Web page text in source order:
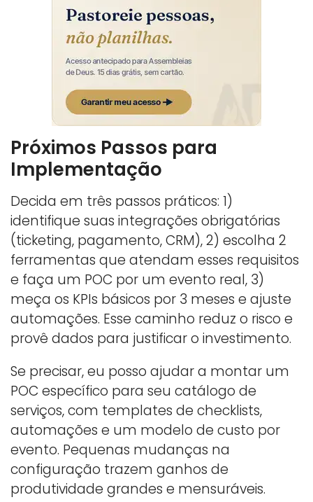
Próximos Passos para
Implementação
Decida em três passos práticos: 1)
identifique suas integrações obrigatórias
(ticketing, pagamento, CRM), 2) escolha 2
ferramentas que atendam esses requisitos
e faça um POC por um evento real, 3)
meça os KPIs básicos por 3 meses e ajuste
automações. Esse caminho reduz o risco e
provê dados para justificar o investimento.
Se precisar, eu posso ajudar a montar um
POC específico para seu catálogo de
serviços, com templates de checklists,
automações e um modelo de custo por
evento. Pequenas mudanças na
configuração trazem ganhos de
produtividade grandes e mensuráveis.